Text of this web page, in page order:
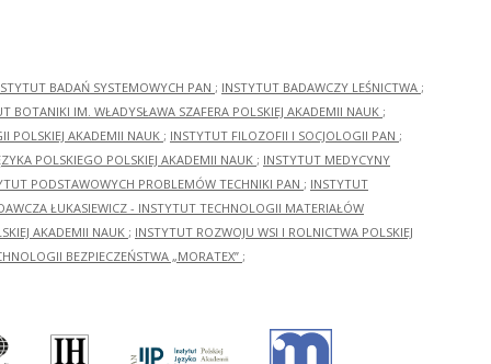
BADAŃ SYSTEMOWYCH PAN ; INSTYTUT BADAWCZY LEŚNICTWA ;
BOTANIKI IM. WŁADYSŁAWA SZAFERA POLSKIEJ AKADEMII NAUK ;
POLSKIEJ AKADEMII NAUK ; INSTYTUT FILOZOFII I SOCJOLOGII PAN ;
POLSKIEGO POLSKIEJ AKADEMII NAUK ; INSTYTUT MEDYCYNY
PODSTAWOWYCH PROBLEMÓW TECHNIKI PAN ; INSTYTUT
ŁUKASIEWICZ - INSTYTUT TECHNOLOGII MATERIAŁÓW
AKADEMII NAUK ; INSTYTUT ROZWOJU WSI I ROLNICTWA POLSKIEJ
BEZPIECZEŃSTWA „MORATEX” ;